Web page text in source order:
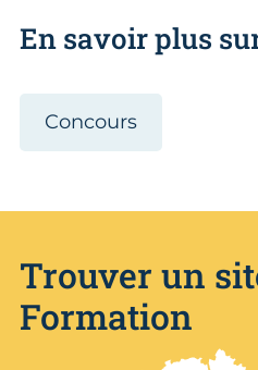
En savoir plus
Concours
Trouver un
Formation
Nos centres de formation